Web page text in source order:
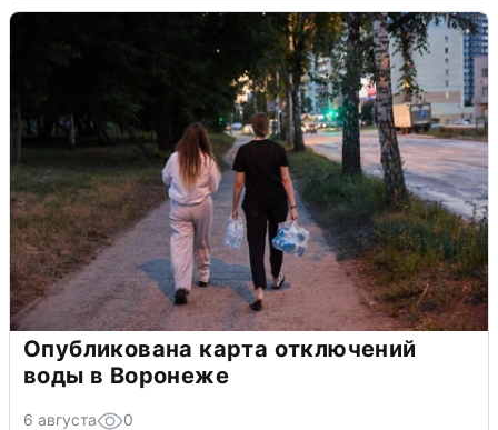
Опубликована карта отключений
воды в Воронеже
6 августа 0